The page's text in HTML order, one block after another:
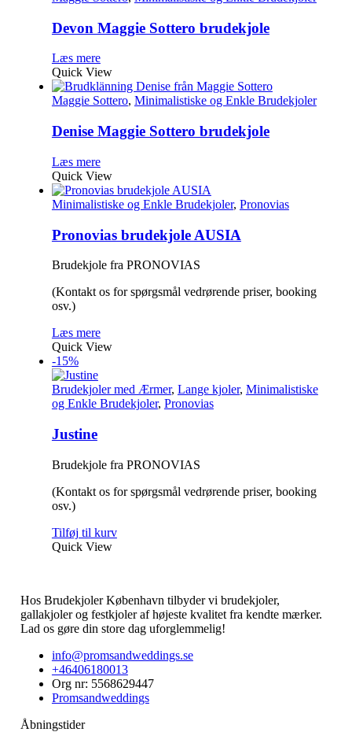
Devon Maggie Sottero brudekjole
Læs mere
Quick View
Maggie Sottero, Minimalistiske og Enkle Brudekjoler
Denise Maggie Sottero brudekjole
Læs mere
Quick View
Minimalistiske og Enkle Brudekjoler, Pronovias
Pronovias brudekjole AUSIA
Brudekjole fra PRONOVIAS
(Kontakt os for spørgsmål vedrørende priser, booking
osv.)
Læs mere
Quick View
-15%
Brudekjoler med Ærmer, Lange kjoler, Minimalistiske
og Enkle Brudekjoler, Pronovias
Justine
Brudekjole fra PRONOVIAS
(Kontakt os for spørgsmål vedrørende priser, booking
osv.)
Tilføj til kurv
Quick View
Hos Brudekjoler København tilbyder vi brudekjoler,
gallakjoler og festkjoler af højeste kvalitet fra kendte mærker.
Lad os gøre din store dag uforglemmelig!
info@promsandweddings.se
+46406180013
Org nr: 5568629447
Promsandweddings
Åbningstider